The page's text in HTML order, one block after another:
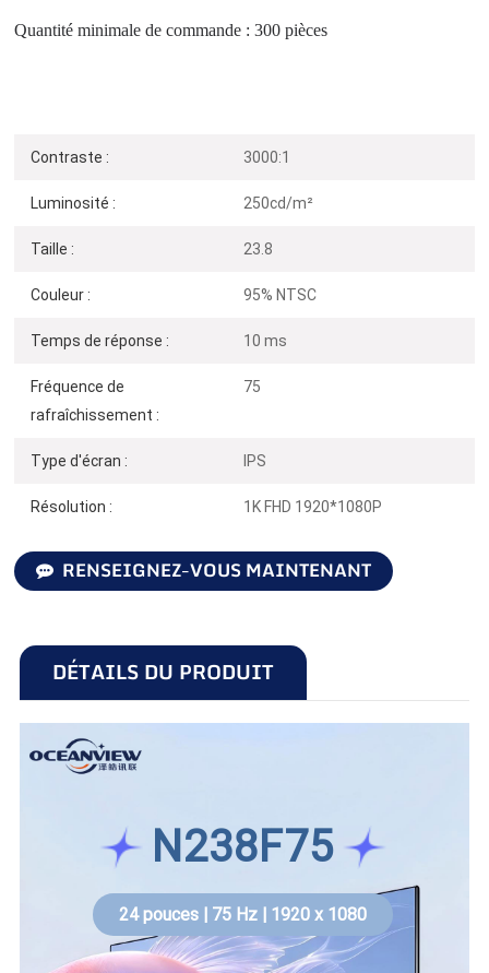
Quantité minimale de commande : 300 pièces
Contraste : 3000:1
Luminosité : 250cd/m²
Taille : 23.8
Couleur : 95% NTSC
Temps de réponse : 10 ms
Fréquence de
rafraîchissement :
75
Type d'écran : IPS
Résolution : 1K FHD 1920*1080P
RENSEIGNEZ-VOUS MAINTENANT
DÉTAILS DU PRODUIT
N238F75
24 pouces | 75 Hz | 1920 x 1080